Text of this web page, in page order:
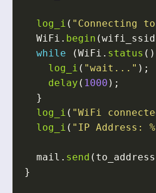
log_i ( "Connecting to
WiFi . begin (wifi_ssid
while
(WiFi . status ()
log_i ( "wait..." );
delay ( 1000 );
}
log_i ( "WiFi
log_i ( "IP Address:
mail . send ( to_address
}